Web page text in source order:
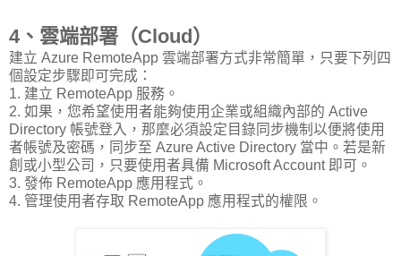
4、雲端部署（Cloud）
建立 Azure RemoteApp 雲端部署方式非常簡單，只要下列四
個設定步驟即可完成：
1. 建立 RemoteApp 服務。
2. 如果，您希望使用者能夠使用企業或組織內部的 Active
Directory 帳號登入，那麼必須設定目錄同步機制以便將使用
者帳號及密碼，同步至 Azure Active Directory 當中。若是新
創或小型公司，只要使用者具備 Microsoft Account 即可。
3. 發佈 RemoteApp 應用程式。
4. 管理使用者存取 RemoteApp 應用程式的權限。